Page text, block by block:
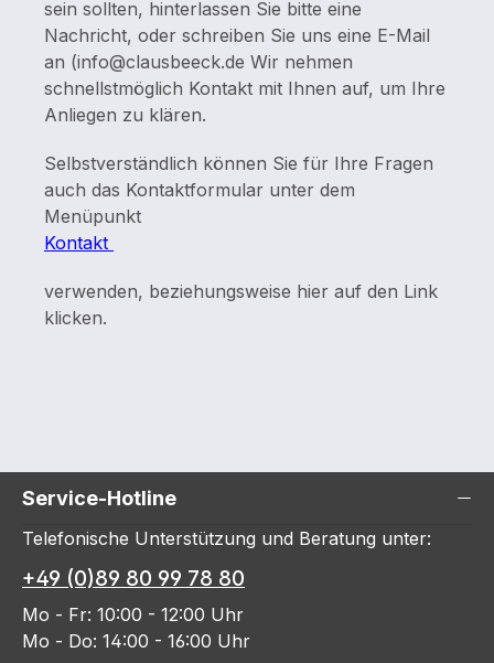
sein sollten, hinterlassen Sie bitte eine
Nachricht, oder schreiben Sie uns eine E-Mail
an (info@clausbeeck.de Wir nehmen
schnellstmöglich Kontakt mit Ihnen auf, um Ihre
Anliegen zu klären.
Selbstverständlich können Sie für Ihre Fragen
auch das Kontaktformular unter dem
Menüpunkt
Kontakt
verwenden, beziehungsweise hier auf den Link
klicken.
Service-Hotline
Telefonische Unterstützung und Beratung unter:
+49 (0)89 80 99 78 80
Mo - Fr: 10:00 - 12:00 Uhr
Mo - Do: 14:00 - 16:00 Uhr